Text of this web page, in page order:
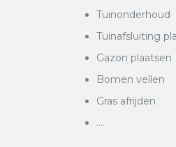
Tuinonderhoud
Tuinafsluiting
Gazon plaatsen
Bomen vellen
Gras afrijden
….